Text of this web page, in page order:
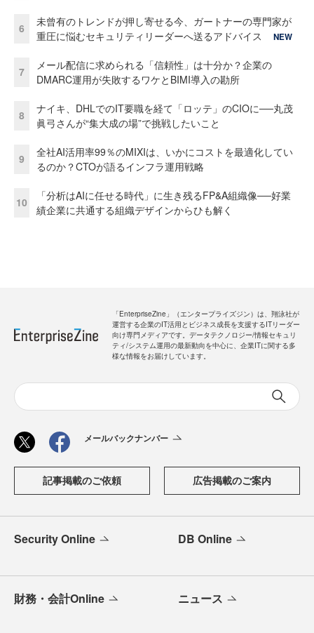
6
未曾有のトレンドが押し寄せる今、ガートナーの専門家が
重圧に悩むセキュリティリーダーへ送るアドバイス
NEW
7
メール配信に求められる「信頼性」は十分か？企業の
DMARC運用が失敗するワケとBIMI導入の勘所
8
ナイキ、DHLでのIT要職を経て「ロッテ」のCIOに──丸茂
眞弓さんが“集大成の場”で挑戦したいこと
9
全社AI活用率99％のMIXIは、いかにコストを最適化してい
るのか？CTOが語るインフラ運用戦略
10
「分析はAIに任せる時代」に生き残るFP&A組織像──好業
績企業に共通する組織デザインからひも解く
「EnterpriseZine」（エンタープライズジン）は、翔泳社が
運営する企業のIT活用とビジネス成長を支援するITリーダー
向け専門メディアです。データテクノロジー/情報セキュリ
ティ/システム運用の最新動向を中心に、企業ITに関する多
様な情報をお届けしています。
メールバックナンバー
記事掲載のご依頼 広告掲載のご案内
Security Online DB Online
財務・会計Online ニュース